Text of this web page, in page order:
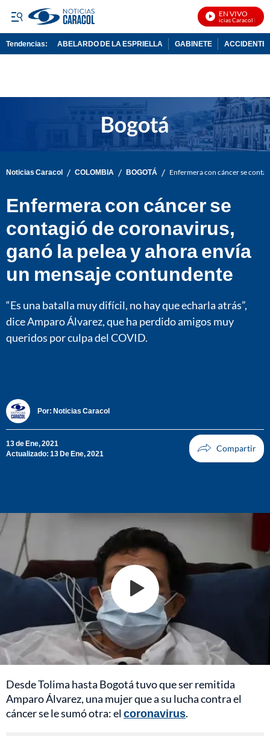
EN VIVO
Noticias Caracol En
Tendencias: ABELARDO DE LA ESPRIELLA GABINETE ACCIDENTE
Noticias Caracol / COLOMBIA / BOGOTÁ / Enfermera con cáncer se
Enfermera con cáncer se
contagió de coronavirus,
ganó la pelea y ahora envía
un mensaje contundente
“Es una batalla muy difícil, no hay que echarla atrás”,
dice Amparo Álvarez, que ha perdido amigos muy
queridos por culpa del COVID.
Por: Noticias Caracol
13 de Ene, 2021
Actualizado: 13 De Ene, 2021
Desde Tolima hasta Bogotá tuvo que ser remitida
Amparo Álvarez, una mujer que a su lucha contra el
cáncer se le sumó otra: elcoronavirus.